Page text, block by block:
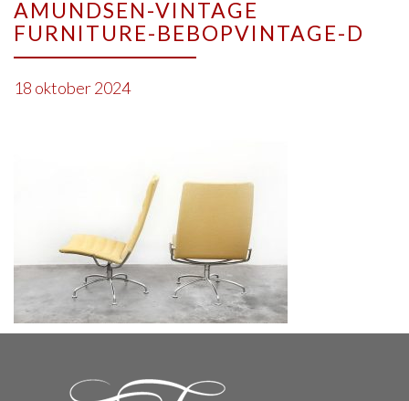
AMUNDSEN-VINTAGE
FURNITURE-BEBOPVINTAGE-D
18 oktober 2024